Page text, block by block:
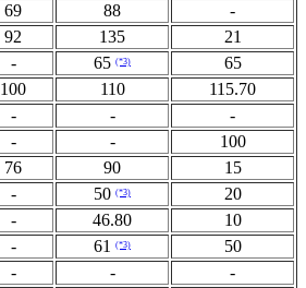
69 88 -
92 135 21
- 65 (*3) 65
100 110 115.70
- - -
- - 100
76 90 15
- 50 (*3) 20
- 46.80 10
- 61 (*3) 50
- - -